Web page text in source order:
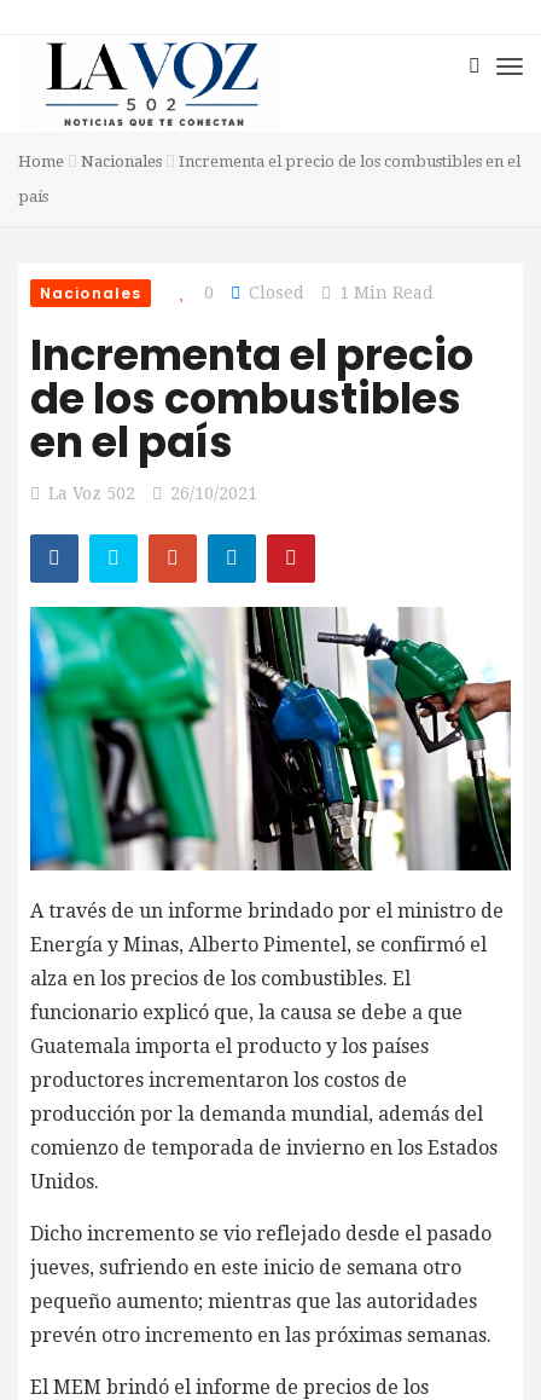
Home Nacionales
Incrementa el precio de los combustibles en el
país
Nacionales 0 Closed 1 Min Read
Incrementa el precio
de los combustibles
en el país
La Voz 502 26/10/2021
A través de un informe brindado por el ministro de
Energía y Minas, Alberto Pimentel, se confirmó el
alza en los precios de los combustibles. El
funcionario explicó que, la causa se debe a que
Guatemala importa el producto y los países
productores incrementaron los costos de
producción por la demanda mundial, además del
comienzo de temporada de invierno en los Estados
Unidos.
Dicho incremento se vio reflejado desde el pasado
jueves, sufriendo en este inicio de semana otro
pequeño aumento; mientras que las autoridades
prevén otro incremento en las próximas semanas.
El MEM brindó el informe de precios de los